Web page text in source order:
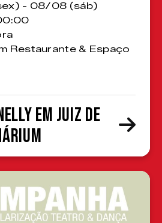
- 08/08 (sáb)
Restaurante & Espaço
em Juiz de